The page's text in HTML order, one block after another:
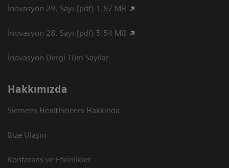
İnovasyon 29. Sayı (pdf) 1.87 MB
İnovasyon 28. Sayı (pdf) 5.54 MB
İnovasyon Dergi Tüm Sayılar
Hakkımızda
Siemens Healthineers Hakkında
Bize Ulaşın
Konferans ve Etkinlikler